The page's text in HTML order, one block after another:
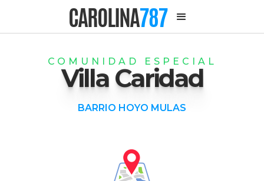
CAROLINA787
COMUNIDAD ESPECIAL
Villa Caridad
BARRIO HOYO MULAS